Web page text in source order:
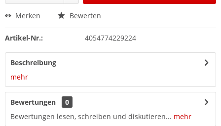
Merken Bewerten
Artikel-Nr.: 4054774229224
Beschreibung
mehr
Bewertungen
0
Bewertungen lesen, schreiben und diskutieren... mehr